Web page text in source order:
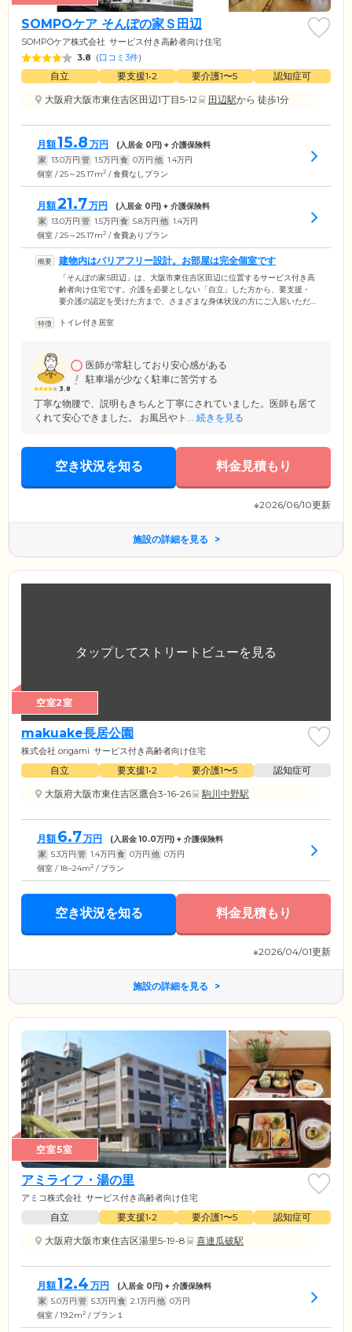
SOMPOケア そんぽの家Ｓ田辺
SOMPOケア株式会社 サービス付き高齢者向け住宅
3.8 (口コミ3件)
自立 要支援1•2 要介護1〜5
認知症可
大阪府大阪市東住吉区田辺1丁目5-12
田辺駅から 徒歩1分
月額15.8 万円 (入居金 0円) + 介護保険料
家 13.0万円 管 1.5万円 食 0万円 他 1.4万円
個室 / 25～25.17m2 / 食費なしプラン
月額21.7万円 (入居金 0円) + 介護保険料
家 13.0万円 管 1.5万円 食 5.8万円 他 1.4万円
個室 / 25～25.17m2 / 食費ありプラン
建物内はバリアフリー設計。お部屋は完全個室です
「そんぽの家S田辺」は、大阪市東住吉区田辺に位置するサービス付き高
齢者向け住宅です。介護を必要としない「自立」した方から、要支援・
要介護の認定を受けた方まで、さまざまな身体状況の方にご入居いただ
リアフリー設計。段差をなくし、各所に手すりを取り付けているので、
べて個室でご用意。プライバシーの保たれた空間で、必要に応じた介護
サービスを利用しながら過ごしていただけます。
トイレ付き居室
3.8
医師が常駐しており安心感がある
駐車場が少なく駐車に苦労する
丁寧な物腰で、説明もきちんと丁寧にされていました。医師も居て
くれて安心できました。 お風呂やト... 続きを見る
空き状況を知る 料金見積もり
※2026/06/10更新
施設の詳細を見る
空室2室
makuake長居公園
株式会社 origami サービス付き高齢者向け住宅
自立 要支援1•2 要介護1〜5
認知症可
大阪府大阪市東住吉区鷹合3-16-26
駒川中野駅
月額 6.7万円 (入居金10.0万円) + 介護保険料
家 5.3万円 管 1.4万円 食 0万円 他 0万円
個室 / 18~24m2 / プラン
空き状況を知る 料金見積もり
※2026/04/01更新
施設の詳細を見る
空室5室
アミライフ・湯の里
アミコ株式会社 サービス付き高齢者向け住宅
自立 要支援1•2 要介護1〜5
認知症可
大阪府大阪市東住吉区湯里5-19-8
喜連瓜破駅
月額12.4 万円 (入居金 0円) + 介護保険料
家 5.0万円 管 5.3万円 食 2.1万円 他 0万円
個室 / 19.2m2 / プラン１